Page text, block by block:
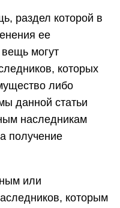
раздел которой в
ее
могут
которых
либо
данной статьи
наследникам
получение
или
которым